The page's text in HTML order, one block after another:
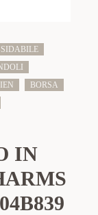
BORSA
IN